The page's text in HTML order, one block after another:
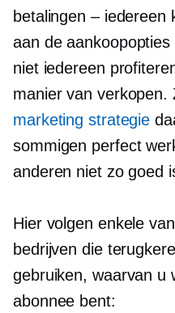
betalingen – iedereen
aan de
niet iedereen
manier van verkopen.
marketing strategie
sommigen perfect
anderen niet zo goed
Hier volgen enkele
bedrijven die
gebruiken, waarvan u
abonnee bent: